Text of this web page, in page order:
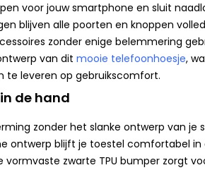
voor jouw smartphone en sluit
blijven alle poorten en knoppen
zonder enige belemmering
van dit mooie telefoonhoesje,
te leveren op gebruikscomfort.
de hand
zonder het slanke ontwerp van je
ontwerp blijft je toestel comfortabel in
vormvaste zwarte TPU bumper zorgt